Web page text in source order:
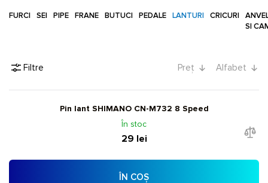
FURCI SEI PIPE FRANE BUTUCI PEDALE LANTURI CRICURI
SI
Filtre Preț Alfabet
Pin lant SHIMANO CN-M732 8 Speed
În stoc
29 lei
ÎN COȘ